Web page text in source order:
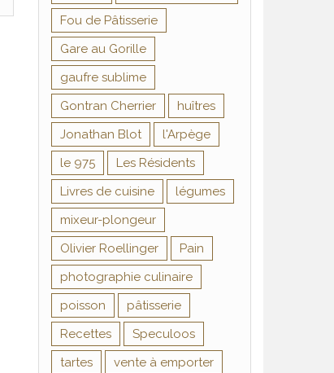
Fou de Pâtisserie
Gare au Gorille
gaufre sublime
Gontran Cherrier
huîtres
Jonathan Blot
l'Arpège
le 975
Les Résidents
Livres de cuisine
légumes
mixeur-plongeur
Olivier Roellinger
Pain
photographie culinaire
poisson
pâtisserie
Recettes
Speculoos
tartes
vente à emporter